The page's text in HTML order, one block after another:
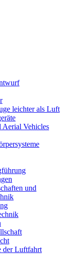
leichter als Luft
Aerial Vehicles
und
der Luftfahrt